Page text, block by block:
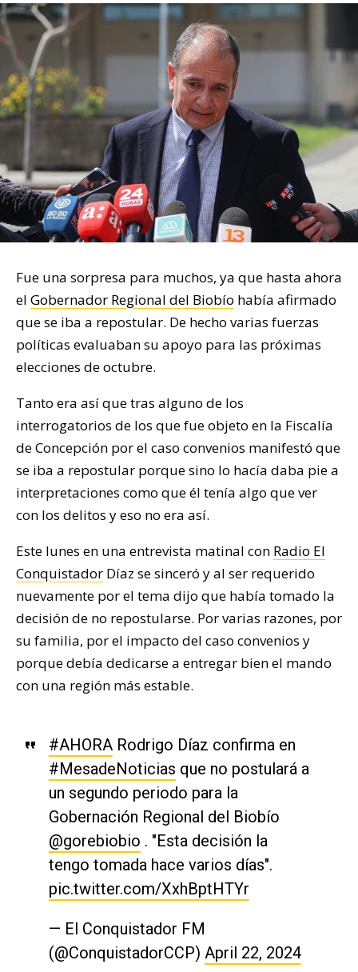
Fue una sorpresa para muchos, ya que hasta ahora
el Gobernador Regional del Biobío había afirmado
que se iba a repostular. De hecho varias fuerzas
políticas evaluaban su apoyo para las próximas
elecciones de octubre.
Tanto era así que tras alguno de los
interrogatorios de los que fue objeto en la Fiscalía
de Concepción por el caso convenios manifestó que
se iba a repostular porque sino lo hacía daba pie a
interpretaciones como que él tenía algo que ver
con los delitos y eso no era así.
Este lunes en una entrevista matinal con Radio El
Conquistador Díaz se sinceró y al ser requerido
nuevamente por el tema dijo que había tomado la
decisión de no repostularse. Por varias razones, por
su familia, por el impacto del caso convenios y
porque debía dedicarse a entregar bien el mando
con una región más estable.
#AHORARodrigo Díaz confirma en
#MesadeNoticias que no postulará a
un segundo periodo para la
Gobernación Regional del Biobío
@gorebiobio . "Esta decisión la
tengo tomada hace varios días".
pic.twitter.com/XxhBptHTYr
— El Conquistador FM
(@ConquistadorCCP) April 22, 2024